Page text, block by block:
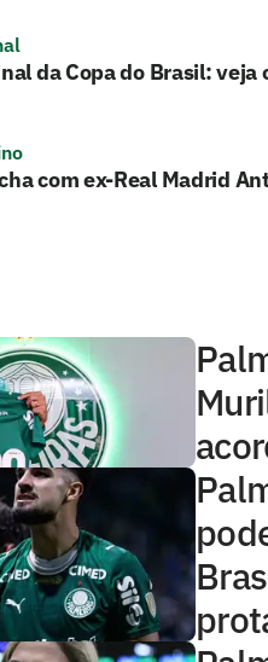
da Copa do Brasil:
com ex-Real Madrid